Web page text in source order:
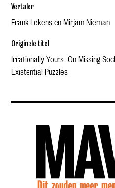
Vertaler
Frank Lekens en Mirjam Nieman
Originele titel
Irrationally Yours: On Missing
Existential Puzzles